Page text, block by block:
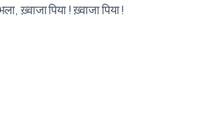
ख़्वाजा पिया ! ख़्वाजा पिया !